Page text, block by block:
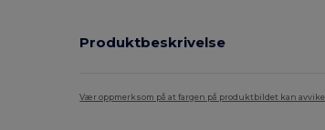
Produktbeskrivelse
Vær oppmerksom på at fargen på produktbildet kan